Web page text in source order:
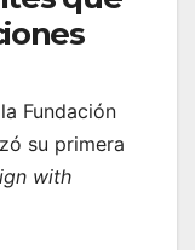
Fundación
su primera
with